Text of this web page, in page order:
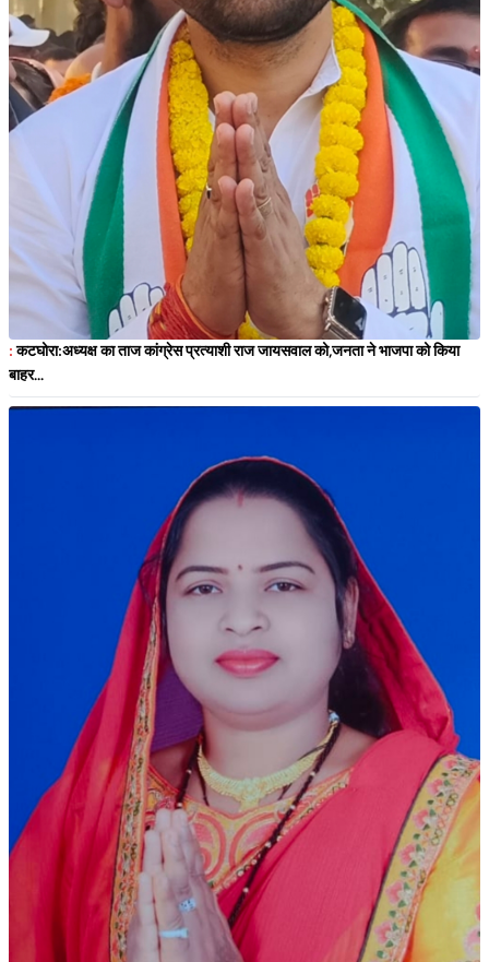
:कटघोरा:अध्यक्ष का ताज कांग्रेस प्रत्याशी राज जायसवाल को,जनता ने भाजपा को किया
बाहर...